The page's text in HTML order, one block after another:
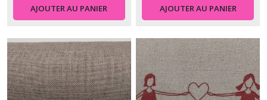
AJOUTER AU PANIER AJOUTER AU PANIER